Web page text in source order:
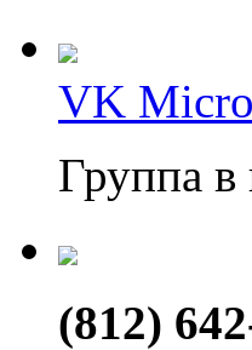
VK
Группа в
(812)